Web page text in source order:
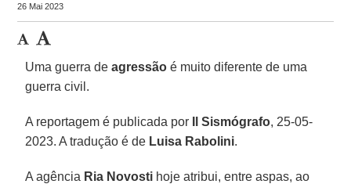
26 Mai 2023
Uma guerra deagressão é muito diferente de uma
guerra civil.
A reportagem é publicada por Il Sismógrafo, 25-05-
2023. A tradução é de Luisa Rabolini.
A agência Ria Novosti hoje atribui, entre aspas, ao